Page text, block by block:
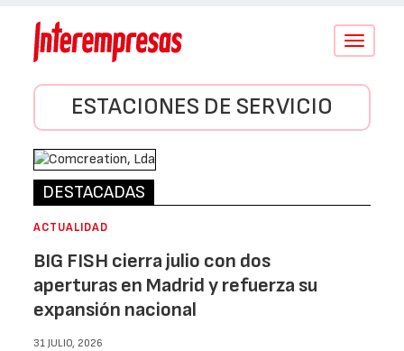
Conmutar
ESTACIONES DE SERVICIO
DESTACADAS
ACTUALIDAD
BIG FISH cierra julio con dos
aperturas en Madrid y refuerza su
expansión nacional
31 JULIO, 2026